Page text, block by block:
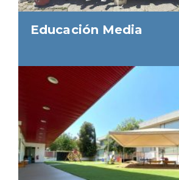
Educación Media